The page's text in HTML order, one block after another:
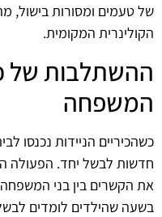
של טעמים ומסורות בישול,
הקולינרית המקומית.
ההשתלבות של
המשפחה
כשהכיריים הניידות נכנסו
חדשות לבשל יחד. הפעולה
את הקשרים בין בני
בשעה שהילדים לומדים